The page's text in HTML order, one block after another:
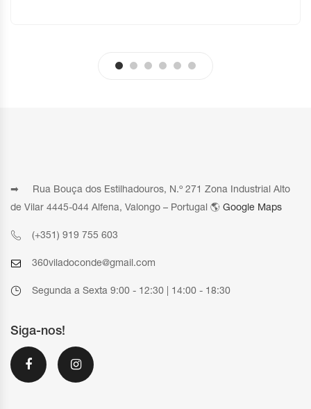
➡ Rua Bouça dos Estilhadouros, N.º 271 Zona Industrial Alto
de Vilar 4445-044 Alfena, Valongo – Portugal 🌎 Google Maps
(+351) 919 755 603
360viladoconde@gmail.com
Segunda a Sexta 9:00 - 12:30 | 14:00 - 18:30
Siga-nos!